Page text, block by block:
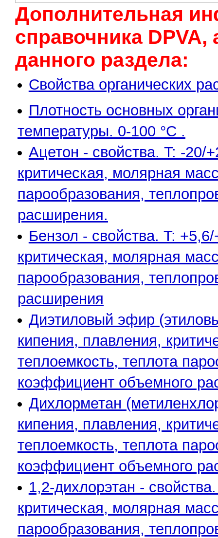
Дополнительная
cправочника
данного раздела:
Свойства органических
Плотность основных
температуры. 0-100 °С .
Ацетон - свойства. T: -20/
критическая, молярная
парообразования,
расширения.
Бензол - свойства. T:
критическая, молярная
парообразования,
расширения
Диэтиловый эфир
кипения, плавления,
теплоемкость, теплота
коэффициент объемного
Дихлорметан
кипения, плавления,
теплоемкость, теплота
коэффициент объемного
1,2-дихлорэтан -
критическая, молярная
парообразования,